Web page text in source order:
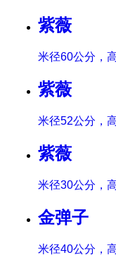
紫薇
米径60公分，
紫薇
米径52公分，
紫薇
米径30公分，
金弹子
米径40公分，